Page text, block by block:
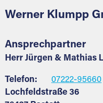
Werner Klumpp
Ansprechpartner
Herr Jürgen & Mathias
Telefon:
07222-95660
Lochfeldstraße 36